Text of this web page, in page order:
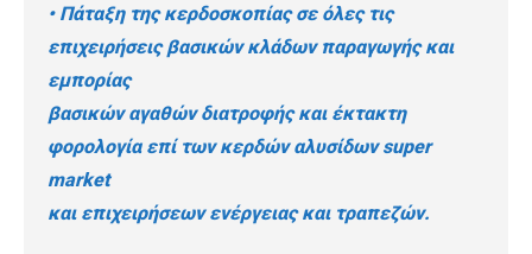
• Πάταξη της κερδοσκοπίας σε όλες τις
επιχειρήσεις βασικών κλάδων παραγωγής και
εμπορίας
βασικών αγαθών διατροφής και έκτακτη
φορολογία επί των κερδών αλυσίδων super
market
και επιχειρήσεων ενέργειας και τραπεζών.